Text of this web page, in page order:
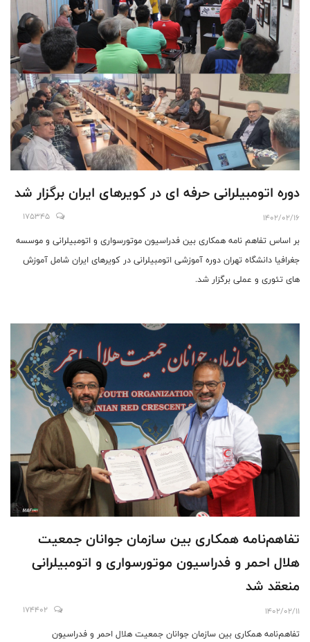
دوره اتومبیلرانی حرفه ای در کویرهای ایران برگزار شد
1402/02/16
175345
بر اساس تفاهم نامه همکاری بین فدراسیون موتورسواری و اتومبیلرانی و موسسه
جغرافیا دانشگاه تهران دوره آموزشی اتومبیلرانی در کویرهای ایران شامل آموزش
های تئوری و عملی برگزار شد.
تفاهم‌نامه همکاری بین سازمان جوانان جمعیت
هلال احمر و فدراسیون موتورسواری و اتومبیلرانی
منعقد شد
1402/02/11
174402
تفاهم‌نامه همکاری بین سازمان جوانان جمعیت هلال احمر و فدراسیون